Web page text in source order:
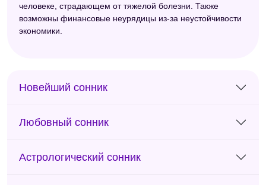
человеке, страдающем от тяжелой болезни. Также
возможны финансовые неурядицы из-за неустойчивости
экономики.
Новейший сонник
Любовный сонник
Астрологический сонник